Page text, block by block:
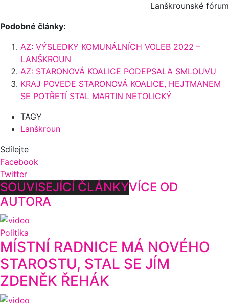
Lanškrounské fórum
Podobné články:
AZ: VÝSLEDKY KOMUNÁLNÍCH VOLEB 2022 –
LANŠKROUN
AZ: STARONOVÁ KOALICE PODEPSALA SMLOUVU
KRAJ POVEDE STARONOVÁ KOALICE, HEJTMANEM
SE POTŘETÍ STAL MARTIN NETOLICKÝ
TAGY
Lanškroun
Sdílejte
Facebook
Twitter
SOUVISEJÍCÍ ČLÁNKYVÍCE OD
AUTORA
Politika
MÍSTNÍ RADNICE MÁ NOVÉHO
STAROSTU, STAL SE JÍM
ZDENĚK ŘEHÁK